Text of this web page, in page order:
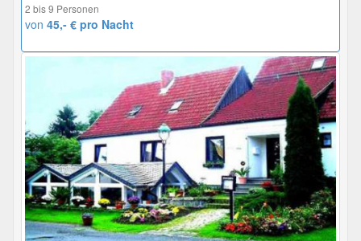
2 bis 9 Personen
von 45,- € pro Nacht